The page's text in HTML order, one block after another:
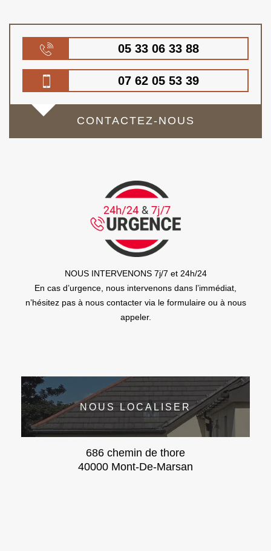
05 33 06 33 88
07 62 05 53 39
CONTACTEZ-NOUS
NOUS INTERVENONS 7j/7 et 24h/24
En cas d’urgence, nous intervenons dans l’immédiat,
n’hésitez pas à nous contacter via le formulaire ou à nous
appeler.
NOUS LOCALISER
686 chemin de thore
40000 Mont-De-Marsan